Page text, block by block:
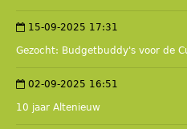
15-09-2025 17:31
Gezocht: Budgetbuddy's voor de
02-09-2025 16:51
10 jaar Altenieuw